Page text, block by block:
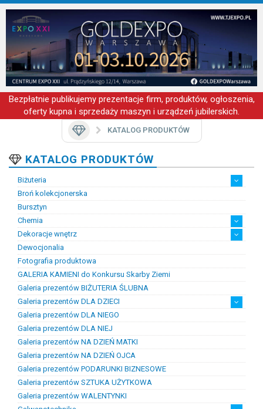
Bezpłatnie publikujemy prezentacje firm, produktów, ogłoszenia,
oferty kupna i sprzedaży maszyn i urządzeń jubilerskich.
KATALOG PRODUKTÓW
KATALOG PRODUKTÓW
Biżuteria
Artystyczna biżuteria srebrna
Biżuteria damska
Biżuteria dawna
Biżuteria dziecięca
Biżuteria inteligentna
Biżuteria miejska
Biżuteria męska
Biżuteria na zamówienie
Biżuteria rodowa
Biżuteria sakralna
Biżuteria srebrna
Biżuteria stalowa
Biżuteria stomatologiczna
Biżuteria sztuczna
Biżuteria unikatowa
Biżuteria z bursztynem
Biżuteria z diamentami
Biżuteria złota
Biżuteria ślubna
Obrączki ślubne
Broń kolekcjonerska
Bursztyn
Chemia
Chemia złotnicza
Ciecze probiercze
Kleje
Pasty i proszki do lutowania
Dekoracje wnętrz
Figurki
Lampy i plafony
Świeczniki
Dewocjonalia
Fotografia produktowa
GALERIA KAMIENI do Konkursu Skarby Ziemi
Galeria prezentów BIŻUTERIA ŚLUBNA
Galeria prezentów DLA DZIECI
Prezenty na chrzest i narodziny dzieci
Prezenty na komunię
Galeria prezentów DLA NIEGO
Galeria prezentów DLA NIEJ
Galeria prezentów NA DZIEŃ MATKI
Galeria prezentów NA DZIEŃ OJCA
Galeria prezentów PODARUNKI BIZNESOWE
Galeria prezentów SZTUKA UŻYTKOWA
Galeria prezentów WALENTYNKI